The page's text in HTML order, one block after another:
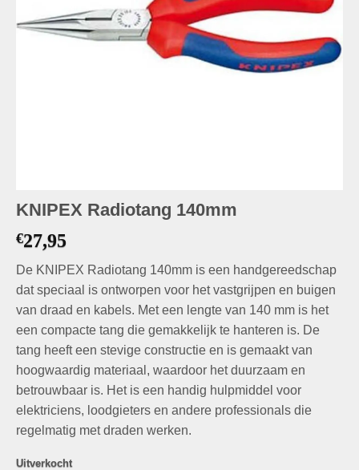
KNIPEX Radiotang 140mm
€27,95
De KNIPEX Radiotang 140mm is een handgereedschap
dat speciaal is ontworpen voor het vastgrijpen en buigen
van draad en kabels. Met een lengte van 140 mm is het
een compacte tang die gemakkelijk te hanteren is. De
tang heeft een stevige constructie en is gemaakt van
hoogwaardig materiaal, waardoor het duurzaam en
betrouwbaar is. Het is een handig hulpmiddel voor
elektriciens, loodgieters en andere professionals die
regelmatig met draden werken.
Uitverkocht